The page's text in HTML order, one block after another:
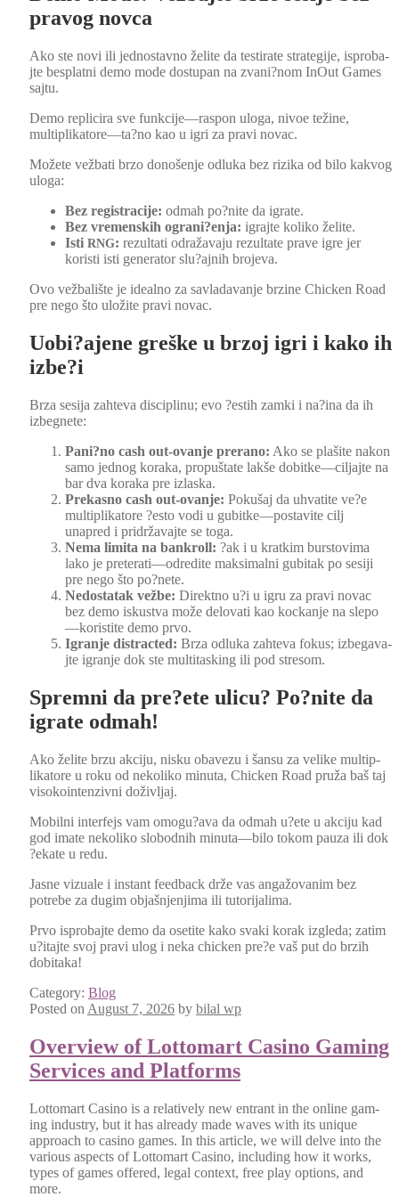
pravog novca
Ako ste novi ili jed­nos­tavno želite da testi­rate strate­gi­je, isproba­
jte besplat­ni demo mode dos­tu­pan na zvani?nom InOut Games
saj­tu.
Demo repli­ci­ra sve funkcije—raspon ulo­ga, nivoe težine,
multiplikatore—ta?no kao u igri za pravi novac.
Možete vež­bati brzo donošen­je odlu­ka bez rizika od bilo kakvog
ulo­ga:
Bez reg­is­tracije: odmah po?nite da igrate.
Bez vre­men­skih ograni?enja: igra­jte koliko želite.
Isti RNG: rezul­tati odražava­ju rezul­tate prave igre jer
koristi isti gen­er­a­tor slu?ajnih bro­je­va.
Ovo vežbal­ište je ide­al­no za savla­da­van­je brzine Chick­en Road
pre nego što uložite pravi novac.
Uobi?ajene greške u brzoj igri i kako ih
izbe?i
Brza sesi­ja zahte­va dis­ci­plinu; evo ?estih zam­ki i na?ina da ih
izbeg­nete:
Pani?no cash out-ovan­je pre­ra­no: Ako se plašite nakon
samo jednog kora­ka, prop­uš­tate lakše dobitke—ciljajte na
bar dva kora­ka pre izlas­ka.
Prekas­no cash out-ovan­je: Pokušaj da uhvatite ve?e
mul­ti­p­lika­tore ?esto vodi u gubitke—postavite cilj
unapred i pridržava­jte se toga.
Nema limi­ta na bankroll: ?ak i u kratkim burstovi­ma
lako je preterati—odredite mak­si­mal­ni gubitak po sesi­ji
pre nego što po?nete.
Nedostatak vežbe: Direk­t­no u?i u igru za pravi novac
bez demo iskust­va može delo­vati kao kock­an­je na slepo
—koristite demo prvo.
Igranje dis­tract­ed: Brza odlu­ka zahte­va fokus; izbe­gava­
jte igranje dok ste mul­ti­task­ing ili pod stre­som.
Spremni da pre?ete ulicu? Po?nite da
igrate odmah!
Ako želite brzu akci­ju, nisku obavezu i šan­su za velike mul­ti­p­
lika­tore u roku od neko­liko min­u­ta, Chick­en Road pruža baš taj
visokoin­ten­zivni doživl­jaj.
Mobil­ni inter­fe­js vam omogu?ava da odmah u?ete u akci­ju kad
god imate neko­liko slo­bod­nih minuta—bilo tokom pauza ili dok
?ekate u redu.
Jasne vizuale i instant feed­back drže vas angažo­van­im bez
potrebe za dugim objašn­jen­ji­ma ili tutori­jal­i­ma.
Prvo isproba­jte demo da osetite kako sva­ki korak izgle­da; zatim
u?itajte svoj pravi ulog i neka chick­en pre?e vaš put do brz­ih
dobita­ka!
Category: Blog
Posted on August 7, 2026 by bilal wp
Overview of Lottomart Casino Gaming
Services and Platforms
Lot­tomart Casi­no is a rel­a­tive­ly new entrant in the online gam­
ing indus­try, but it has already made waves with its unique
approach to casi­no games. In this arti­cle, we will delve into the
var­i­ous aspects of Lot­tomart Casi­no, includ­ing how it works,
types of games offered, legal con­text, free play options, and
more.